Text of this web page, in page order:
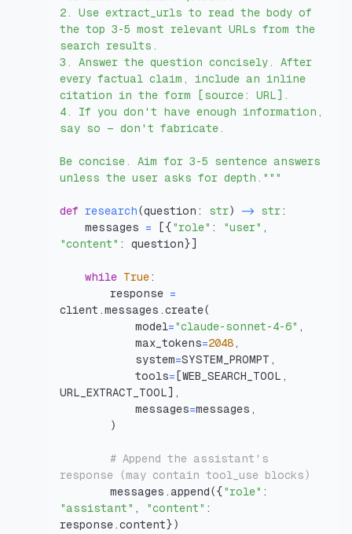
2. Use extract_urls to read the body of
the top 3-5 most relevant URLs from the
3. Answer the question concisely. After
every factual claim, include an inline
4. If you don't have enough information,
Be concise. Aim for 3-5 sentence answers
unless the user asks for depth."""
def research(question : str) - str:
    messages
= [{ "role" : "user" ,
"content" : question}]
while True:
        response
=
client .messages .create(
            model
="claude-sonnet-4-6" ,
            max_tokens
=2048 ,
            system
=SYSTEM_PROMPT ,
            tools
= [WEB_SEARCH_TOOL ,
URL_EXTRACT_TOOL] ,
            messages
=messages ,
)
# Append the assistant's
response (may contain tool_use blocks)
        messages
.append({ "role" :
"assistant" , "content" :
response .content})